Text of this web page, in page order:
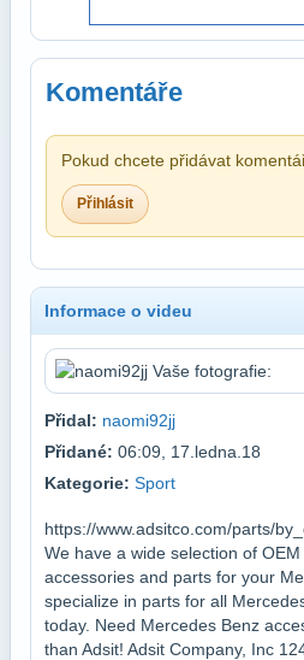
Komentáře
Pokud chcete přidávat
Přihlásit
Informace o videu
Přidal: naomi92jj
Přidané: 06:09, 17.ledna.18
Kategorie: Sport
https://www.adsitco.com/parts/
We have a wide selection of
accessories and parts for your
specialize in parts for all
today. Need Mercedes Benz
than Adsit! Adsit Company, Inc